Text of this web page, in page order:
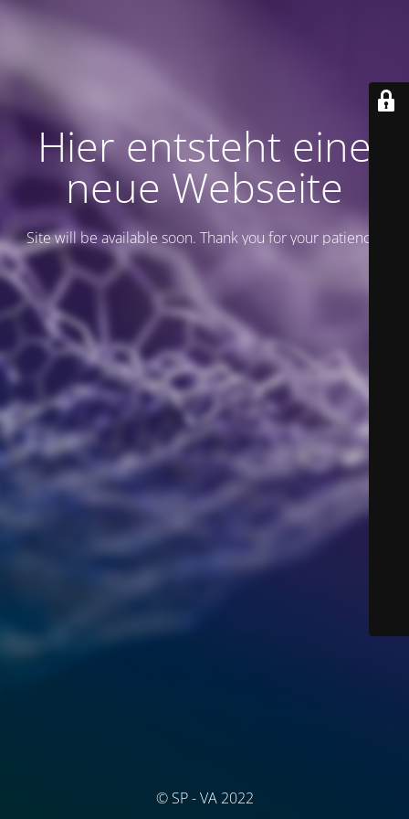
Hier entsteht eine
neue Webseite
Site will be available soon. Thank you for your patience!
© SP - VA 2022